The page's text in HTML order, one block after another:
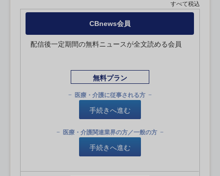
すべて税込
CBnews会員
配信後一定期間の無料ニュースが全文読める会員
無料プラン
医療・介護に従事される方
手続きへ進む
医療・介護関連業界の方／一般の方
手続きへ進む